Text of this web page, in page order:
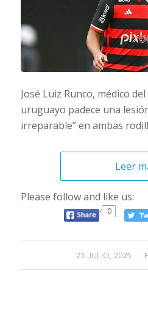
José Luiz Runco, médico
uruguayo padece una
irreparable” en ambas
Leer
Please follow and like us:
0
23 JULIO, 2025
/